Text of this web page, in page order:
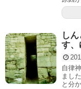
し
す、
自律
まし
と分